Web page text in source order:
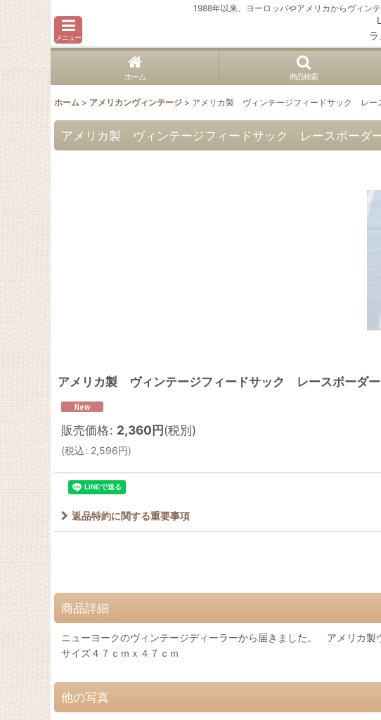
1988年以来、ヨーロッパやアメリカからヴィン
メニュー
ホーム 商品検索
ホーム > アメリカンヴィンテージ > アメリカ製 ヴィンテージフィードサック レー
アメリカ製 ヴィンテージフィードサック レースボーダ
アメリカ製 ヴィンテージフィードサック レースボーダー
販売価格: 2,360円(税別)
(税込: 2,596円)
返品特約に関する重要事項
商品詳細
ニューヨークのヴィンテージディーラーから届きました。 アメリカ
サイズ４７ｃｍｘ４７ｃｍ
他の写真